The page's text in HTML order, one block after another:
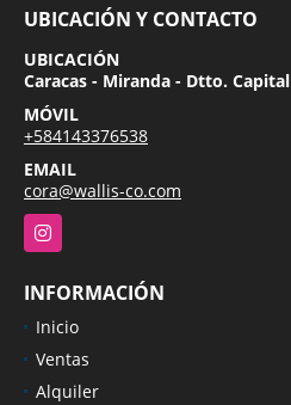
UBICACIÓN Y CONTACTO
UBICACIÓN
Caracas - Miranda - Dtto.
MÓVIL
+584143376538
EMAIL
cora@wallis-co.com
Instagram
INFORMACIÓN
Inicio
Ventas
Alquiler